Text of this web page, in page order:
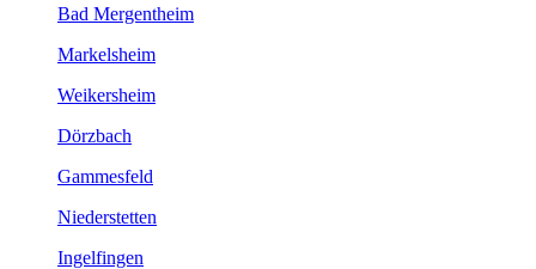
Bad Mergentheim
Markelsheim
Weikersheim
Dörzbach
Gammesfeld
Niederstetten
Ingelfingen